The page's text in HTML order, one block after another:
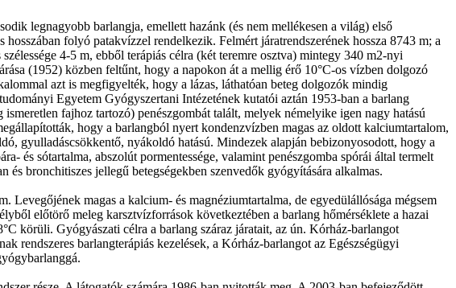
legnagyobb barlangja, emellett hazánk (és nem mellékesen a világ) első
folyó patakvízzel rendelkezik. Felmért járatrendszerének hossza 8743 m; a
4-5 m, ebből terápiás célra (két teremre osztva) mintegy 340 m2-nyi
(1952) közben feltűnt, hogy a napokon át a mellig érő 10°C-os vízben dolgozó
azt is megfigyelték, hogy a lázas, láthatóan beteg dolgozók mindig
Egyetem Gyógyszertani Intézetének kutatói aztán 1953-ban a barlang
fajhoz tartozó) penészgombát talált, melyek némelyike igen nagy hatású
hogy a barlangból nyert kondenzvízben magas az oldott kalciumtartalom,
gyulladáscsökkentő, nyákoldó hatású. Mindezek alapján bebizonyosodott, hogy a
és sótartalma, abszolút pormentessége, valamint penészgomba spórái által termelt
és bronchitiszes jellegű betegségekben szenvedők gyógyítására alkalmas.
Levegőjének magas a kalcium- és magnéziumtartalma, de egyedülállósága mégsem
előtörő meleg karsztvízforrások következtében a barlang hőmérséklete a hazai
körüli. Gyógyászati célra a barlang száraz járatait, az ún. Kórház-barlangot
rendszeres barlangterápiás kezelések, a Kórház-barlangot az Egészségügyi